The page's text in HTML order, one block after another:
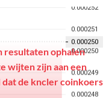
resultaten ophalen
wijten zijn aan een
de kncler coinkoers